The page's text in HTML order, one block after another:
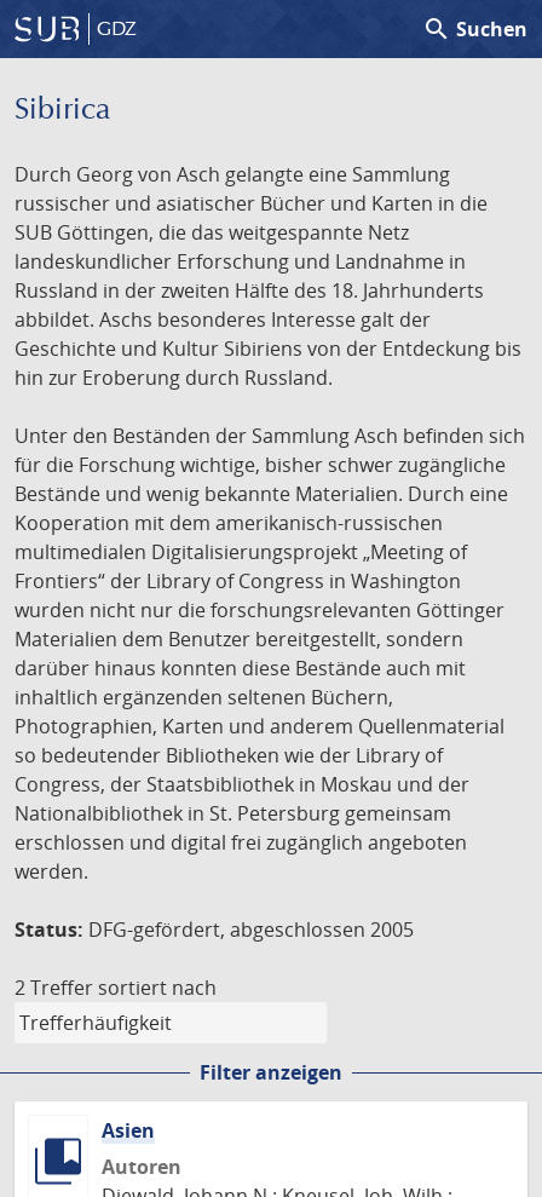
GDZ search Suchen
Sibirica
Durch Georg von Asch gelangte eine Sammlung
russischer und asiatischer Bücher und Karten in die
SUB Göttingen, die das weitgespannte Netz
landeskundlicher Erforschung und Landnahme in
Russland in der zweiten Hälfte des 18. Jahrhunderts
abbildet. Aschs besonderes Interesse galt der
Geschichte und Kultur Sibiriens von der Entdeckung bis
hin zur Eroberung durch Russland.
Unter den Beständen der Sammlung Asch befinden sich
für die Forschung wichtige, bisher schwer zugängliche
Bestände und wenig bekannte Materialien. Durch eine
Kooperation mit dem amerikanisch-russischen
multimedialen Digitalisierungsprojekt „Meeting of
Frontiers“ der Library of Congress in Washington
wurden nicht nur die forschungsrelevanten Göttinger
Materialien dem Benutzer bereitgestellt, sondern
darüber hinaus konnten diese Bestände auch mit
inhaltlich ergänzenden seltenen Büchern,
Photographien, Karten und anderem Quellenmaterial
so bedeutender Bibliotheken wie der Library of
Congress, der Staatsbibliothek in Moskau und der
Nationalbibliothek in St. Petersburg gemeinsam
erschlossen und digital frei zugänglich angeboten
werden.
Status: DFG-gefördert, abgeschlossen 2005
2 Treffer sortiert nach
Filter anzeigen
Asien
Autoren